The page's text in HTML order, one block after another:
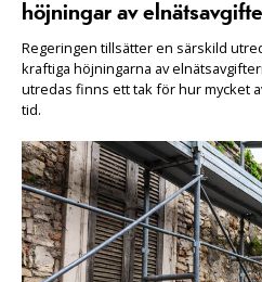
höjningar av
Regeringen tillsätter en särskild
kraftiga höjningarna av
utredas finns ett tak för hur mycket
tid.